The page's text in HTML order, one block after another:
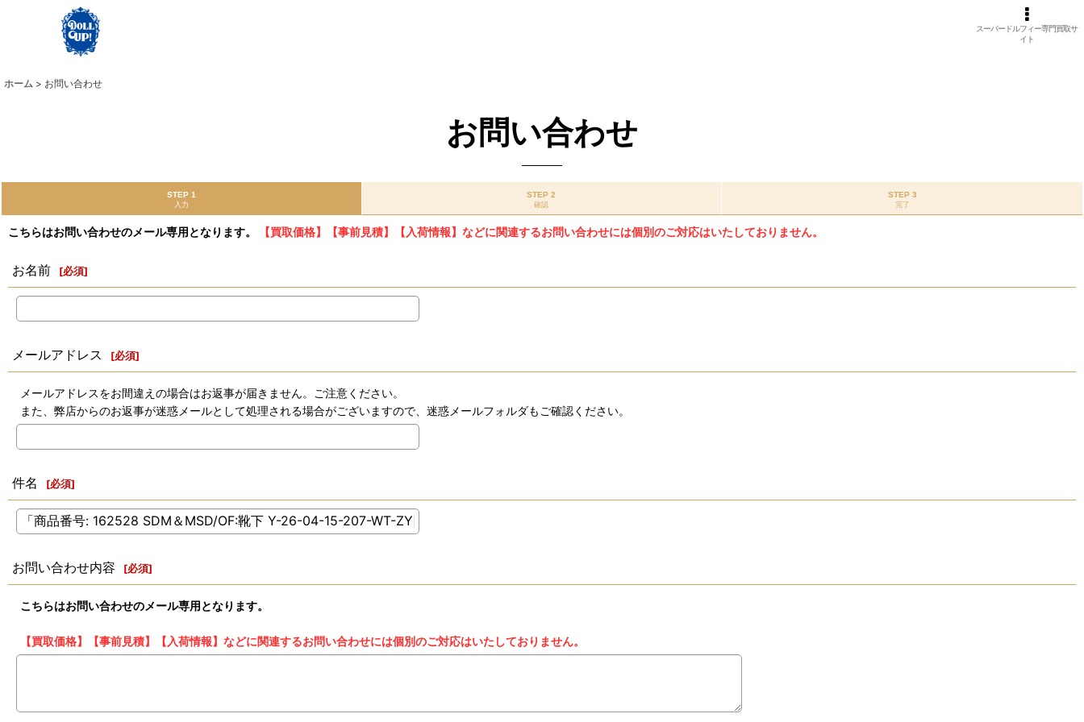
スーパードルフィー専門買取サ
イト
ホーム > お問い合わせ
お問い合わせ
STEP 1
入力
STEP 2
確認
STEP 3
完了
こちらはお問い合わせのメール専用となります。 【買取価格】【事前見積】【入荷情報】などに関連するお問い合わせには個別のご対応はいたしておりません。
お名前 [必須]
メールアドレス [必須]
メールアドレスをお間違えの場合はお返事が届きません。ご注意ください。
また、弊店からのお返事が迷惑メールとして処理される場合がございますので、迷惑メールフォルダもご確認ください。
件名 [必須]
お問い合わせ内容 [必須]
こちらはお問い合わせのメール専用となります。
【買取価格】【事前見積】【入荷情報】などに関連するお問い合わせには個別のご対応はいたしておりません。